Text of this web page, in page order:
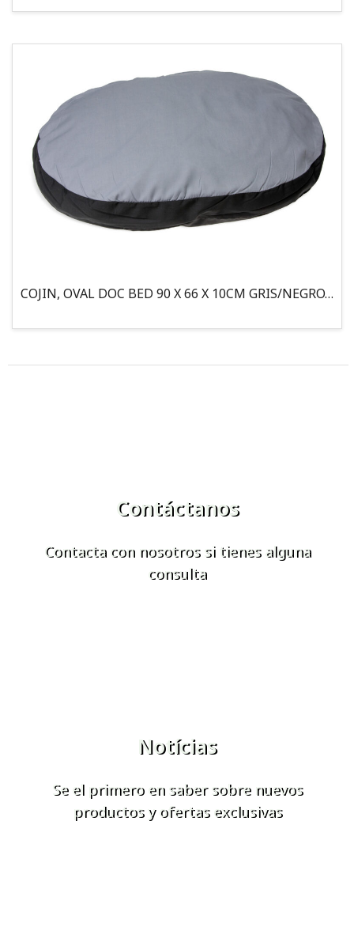
COJIN, OVAL DOC BED 90 X 66 X 10CM GRIS/NEGRO, 95°
Contáctanos
Contacta con nosotros si tienes alguna
consulta
Notícias
Se el primero en saber sobre nuevos
productos y ofertas exclusivas